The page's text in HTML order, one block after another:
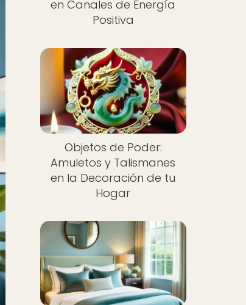
en Canales de Energía
Positiva
Objetos de Poder:
Amuletos y Talismanes
en la Decoración de tu
Hogar